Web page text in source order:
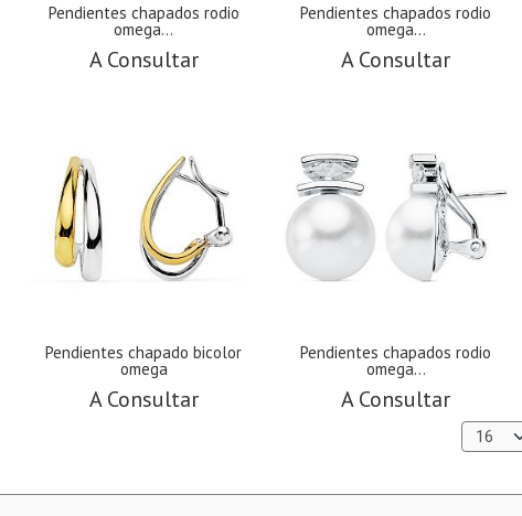
Pendientes chapados rodio
omega...
A Consultar
Pendientes chapados rodio
omega...
A Consultar
Pendientes chapado bicolor
omega
A Consultar
Pendientes chapados rodio
omega...
A Consultar